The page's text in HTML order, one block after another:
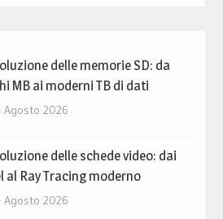
delle memorie SD: da
MB ai moderni TB di dati
Agosto 2026
delle schede video: dai
al Ray Tracing moderno
Agosto 2026